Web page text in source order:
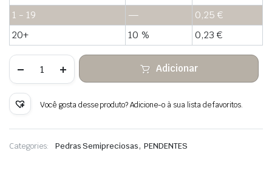
1 - 19
— 0,25 €
20+
10 % 0,23 €
Quantidade
Pilar
cuarzo
blanca
de
piedra
en
Adicionar
Você gosta desse produto? Adicione-o à sua lista de favoritos.
Categories: Pedras Semipreciosas,PENDENTES